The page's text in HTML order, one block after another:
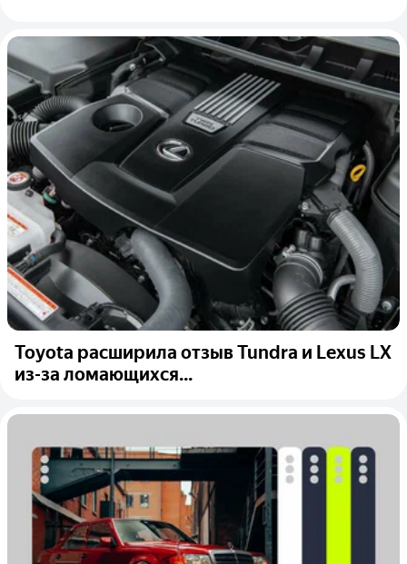
Toyota расширила отзыв Tundra и Lexus LX
из-за ломающихся...